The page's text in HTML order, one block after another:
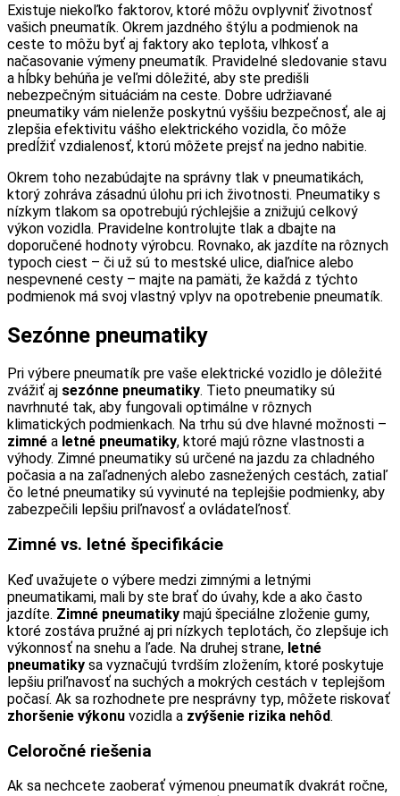
Existuje niekoľko faktorov, ktoré môžu ovplyvniť životnosť
vašich pneumatík. Okrem jazdného štýlu a podmienok na
ceste to môžu byť aj faktory ako teplota, vlhkosť a
načasovanie výmeny pneumatík. Pravidelné sledovanie stavu
a hĺbky behúňa je veľmi dôležité, aby ste predišli
nebezpečným situáciám na ceste. Dobre udržiavané
pneumatiky vám nielenže poskytnú vyššiu bezpečnosť, ale aj
zlepšia efektivitu vášho elektrického vozidla, čo môže
predĺžiť vzdialenosť, ktorú môžete prejsť na jedno nabitie.
Okrem toho nezabúdajte na správny tlak v pneumatikách,
ktorý zohráva zásadnú úlohu pri ich životnosti. Pneumatiky s
nízkym tlakom sa opotrebujú rýchlejšie a znižujú celkový
výkon vozidla. Pravidelne kontrolujte tlak a dbajte na
doporučené hodnoty výrobcu. Rovnako, ak jazdíte na rôznych
typoch ciest – či už sú to mestské ulice, diaľnice alebo
nespevnené cesty – majte na pamäti, že každá z týchto
podmienok má svoj vlastný vplyv na opotrebenie pneumatík.
Sezónne pneumatiky
Pri výbere pneumatík pre vaše elektrické vozidlo je dôležité
zvážiť aj sezónne pneumatiky. Tieto pneumatiky sú
navrhnuté tak, aby fungovali optimálne v rôznych
klimatických podmienkach. Na trhu sú dve hlavné možnosti –
zimné a letné pneumatiky, ktoré majú rôzne vlastnosti a
výhody. Zimné pneumatiky sú určené na jazdu za chladného
počasia a na zaľadnených alebo zasnežených cestách, zatiaľ
čo letné pneumatiky sú vyvinuté na teplejšie podmienky, aby
zabezpečili lepšiu priľnavosť a ovládateľnosť.
Zimné vs. letné špecifikácie
Keď uvažujete o výbere medzi zimnými a letnými
pneumatikami, mali by ste brať do úvahy, kde a ako často
jazdíte. Zimné pneumatiky majú špeciálne zloženie gumy,
ktoré zostáva pružné aj pri nízkych teplotách, čo zlepšuje ich
výkonnosť na snehu a ľade. Na druhej strane, letné
pneumatiky sa vyznačujú tvrdším zložením, ktoré poskytuje
lepšiu priľnavosť na suchých a mokrých cestách v teplejšom
počasí. Ak sa rozhodnete pre nesprávny typ, môžete riskovať
zhoršenie výkonu vozidla a zvýšenie rizika nehôd.
Celoročné riešenia
Ak sa nechcete zaoberať výmenou pneumatík dvakrát ročne,